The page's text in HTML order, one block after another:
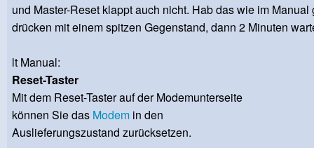
und Master-Reset klappt auch nicht. Hab das wie im
drücken mit einem spitzen Gegenstand, dann 2 Minuten
lt Manual:
Reset-Taster
Mit dem Reset-Taster auf der Modemunterseite
können Sie das Modem in den
Auslieferungszustand zurücksetzen.